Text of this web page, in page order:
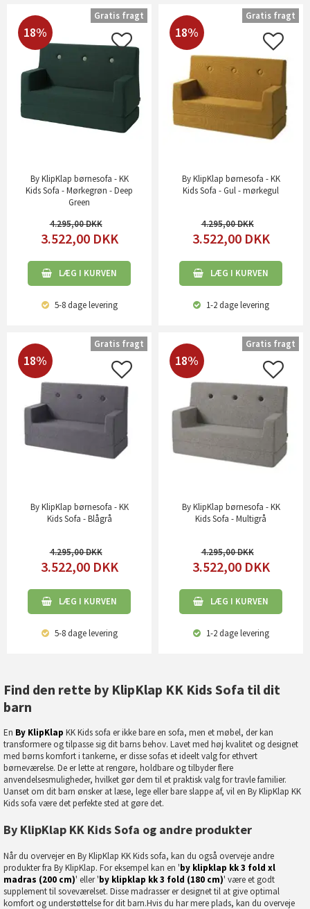
18%
By KlipKlap børnesofa - KK
Kids Sofa - Mørkegrøn - Deep
Green
4.295,00
3.522,00 DKK
LÆG I KURVEN
5-8 dagelevering
Gratis fragt
18%
By KlipKlap børnesofa - KK
Kids Sofa - Gul - mørkegul
4.295,00
3.522,00 DKK
LÆG I KURVEN
1-2 dagelevering
Gratis fragt
18%
By KlipKlap børnesofa - KK
Kids Sofa - Blågrå
4.295,00
3.522,00 DKK
LÆG I KURVEN
5-8 dagelevering
Gratis fragt
18%
By KlipKlap børnesofa - KK
Kids Sofa - Multigrå
4.295,00
3.522,00 DKK
LÆG I KURVEN
1-2 dagelevering
Gratis fragt
Find den rette by KlipKlap KK Kids Sofa til dit
barn
En By KlipKlap KK Kids sofa er ikke bare en sofa, men et møbel, der kan
transformere og tilpasse sig dit barns behov. Lavet med høj kvalitet og designet
med børns komfort i tankerne, er disse sofas et ideelt valg for ethvert
børneværelse. De er lette at rengøre, holdbare og tilbyder flere
anvendelsesmuligheder, hvilket gør dem til et praktisk valg for travle familier.
Uanset om dit barn ønsker at læse, lege eller bare slappe af, vil en By KlipKlap KK
Kids sofa være det perfekte sted at gøre det.
By KlipKlap KK Kids Sofa og andre produkter
Når du overvejer en By KlipKlap KK Kids sofa, kan du også overveje andre
produkter fra By KlipKlap. For eksempel kan en 'by klipklap kk 3 fold xl
madras (200 cm)' eller 'by klipklap kk 3 fold (180 cm)' være et godt
supplement til soveværelset. Disse madrasser er designet til at give optimal
komfort og understøttelse for dit barn.Hvis du har mere plads, kan du overveje